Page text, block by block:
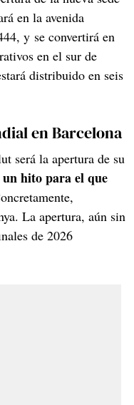
en la avenida
y se convertirá en
en el sur de
distribuido en seis
en Barcelona
será la apertura de su
un hito para el que
La apertura, aún sin
de 2026